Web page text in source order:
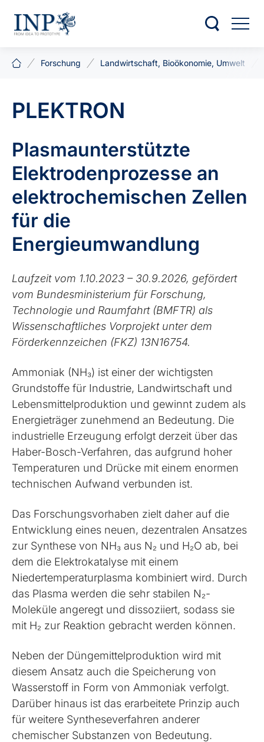
Forschung Landwirtschaft, Bioökonomie, Umwelt
PLEKTRON
Plasmaunterstützte
Elektrodenprozesse an
elektrochemischen Zellen
für die
Energieumwandlung
Laufzeit vom 1.10.2023 – 30.9.2026, gefördert
vom Bundesministerium für Forschung,
Technologie und Raumfahrt (BMFTR) als
Wissenschaftliches Vorprojekt unter dem
Förderkennzeichen (FKZ) 13N16754.
Ammoniak (NH₃) ist einer der wichtigsten
Grundstoffe für Industrie, Landwirtschaft und
Lebensmittelproduktion und gewinnt zudem als
Energieträger zunehmend an Bedeutung. Die
industrielle Erzeugung erfolgt derzeit über das
Haber-Bosch-Verfahren, das aufgrund hoher
Temperaturen und Drücke mit einem enormen
technischen Aufwand verbunden ist.
Das Forschungsvorhaben zielt daher auf die
Entwicklung eines neuen, dezentralen Ansatzes
zur Synthese von NH₃ aus N₂ und H₂O ab, bei
dem die Elektrokatalyse mit einem
Niedertemperaturplasma kombiniert wird. Durch
das Plasma werden die sehr stabilen N₂-
Moleküle angeregt und dissoziiert, sodass sie
mit H₂ zur Reaktion gebracht werden können.
Neben der Düngemittelproduktion wird mit
diesem Ansatz auch die Speicherung von
Wasserstoff in Form von Ammoniak verfolgt.
Darüber hinaus ist das erarbeitete Prinzip auch
für weitere Syntheseverfahren anderer
chemischer Substanzen von Bedeutung.